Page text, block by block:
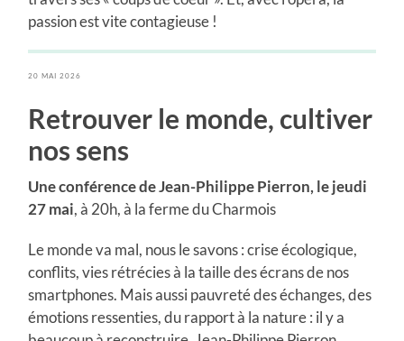
passion est vite contagieuse !
20 MAI 2026
Retrouver le monde, cultiver
nos sens
Une conférence de Jean-Philippe Pierron, le jeudi
27 mai, à 20h, à la ferme du Charmois
Le monde va mal, nous le savons : crise écologique,
conflits, vies rétrécies à la taille des écrans de nos
smartphones. Mais aussi pauvreté des échanges, des
émotions ressenties, du rapport à la nature : il y a